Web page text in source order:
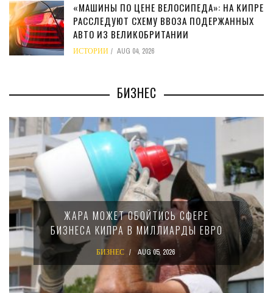
«МАШИНЫ ПО ЦЕНЕ ВЕЛОСИПЕДА»: НА КИПРЕ
РАССЛЕДУЮТ СХЕМУ ВВОЗА ПОДЕРЖАННЫХ
АВТО ИЗ ВЕЛИКОБРИТАНИИ
ИСТОРИИ AUG 04, 2026
БИЗНЕС
ЖАРА МОЖЕТ ОБОЙТИСЬ СФЕРЕ
БИЗНЕСА КИПРА В МИЛЛИАРДЫ ЕВРО
БИЗНЕС AUG 05, 2026